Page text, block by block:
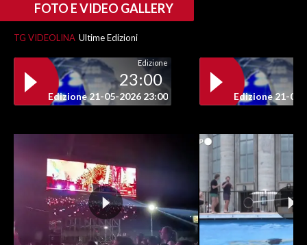
3 MINUTI CON
INSULARITÀ
ANNUNCI
NECROLOGI
PUBBLICITÀ
SPIAGGE
FOTO E VIDEO GALLERY
TG VIDEOLINA Ultime Edizioni
Edizione
23:00
Edizione 21-05-2026 23:00 Edizione 21-05-